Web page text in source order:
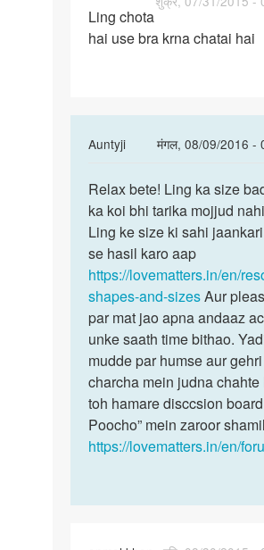
Ling
chota
Ling chota
hai use bra krna chatai hai
Auntyji
मंगल, 08/09/2016 -
In
to
Ling
chota
hai
use
bra
krna
by
mithilesh
kumar
Relax
bete!
Ling
ka
size
Relax bete! Ling ka size
ka koi bhi tarika mojjud
Ling ke size ki sahi
se hasil karo aap
https://lovematters.in/en/
shapes-and-sizesAur
par mat jao apna andaaz
unke saath time bithao.
mudde par humse aur gehri
charcha mein judna chahte
toh hamare disccsion board
Poocho” mein zaroor
https://lovematters.in/en/